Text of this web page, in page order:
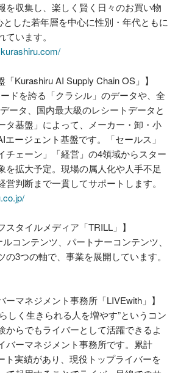
を収集し、楽しく賢く日々のお買い物
とした若年層を中心に性別・年代ともに
「Kurashiru AI Supply Chain OS」】
ドを誇る「クラシル」のデータや、全
ータ、国内最大級のレシートデータと
タ基盤」によって、メーカー・卸・小
ージェント基盤です。「セールス」
チェーン」「経営」の4領域からスター
を拡大予定。現場の属人化や人手不足
スタイルメディア「TRILL」】
コンテンツ、パートナーコンテンツ、
ーマネジメント事務所「LIVEwith」】
しく生きられる人を増やす”というコン
からでもライバーとして活躍できるよ
バーマネジメント事務所です。累計
ト実績があり、現役トップライバーを